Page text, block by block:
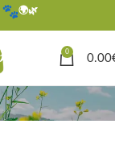
🌍🌿
0
0.00